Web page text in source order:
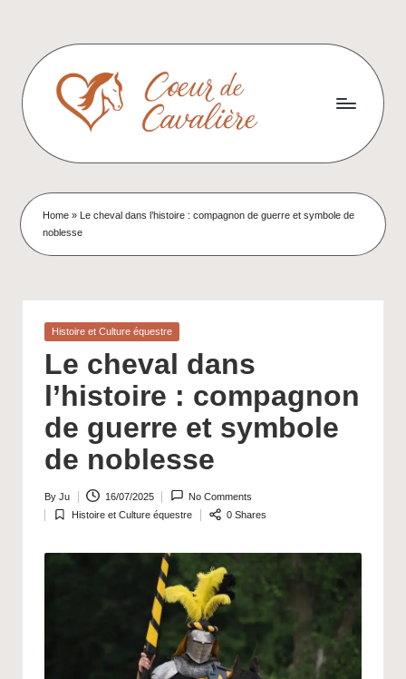
content
C
o
e
u
d
e
C
a
v
a
li
Cavalière.
Battante.
Home » Le cheval dans l’histoire : compagnon de guerre et symbole de
noblesse
Posted
Histoire et Culture équestre
Le cheval dans
l’histoire : compagnon
de guerre et symbole
de noblesse
Posted
by
By Ju 16/07/2025 No Comments
Posted
Histoire et Culture équestre 0 Shares